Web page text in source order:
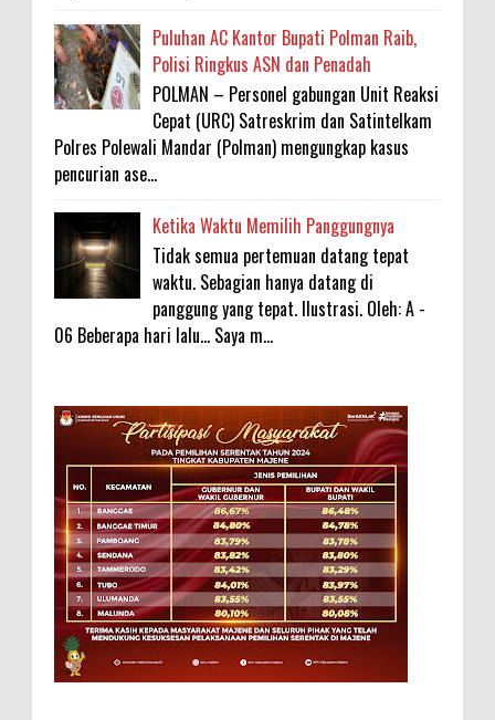
Puluhan AC Kantor Bupati Polman Raib,
Polisi Ringkus ASN dan Penadah
POLMAN – Personel gabungan Unit Reaksi
Cepat (URC) Satreskrim dan Satintelkam
Polres Polewali Mandar (Polman) mengungkap kasus
pencurian ase...
Ketika Waktu Memilih Panggungnya
Tidak semua pertemuan datang tepat
waktu. Sebagian hanya datang di
panggung yang tepat. Ilustrasi. Oleh: A -
06 Beberapa hari lalu... Saya m...